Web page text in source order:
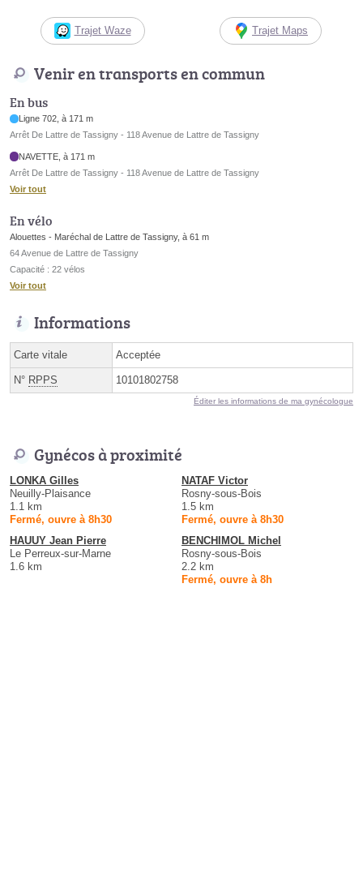
Trajet Waze Trajet Maps
Venir en transports en commun
En bus
Ligne 702, à 171 m
Arrêt De Lattre de Tassigny - 118 Avenue de Lattre de Tassigny
NAVETTE, à 171 m
Arrêt De Lattre de Tassigny - 118 Avenue de Lattre de Tassigny
Voir tout
En vélo
Alouettes - Maréchal de Lattre de Tassigny, à 61 m
64 Avenue de Lattre de Tassigny
Capacité : 22 vélos
Voir tout
Informations
Carte vitale Acceptée
N° RPPS 10101802758
Éditer les informations de ma gynécologue
Gynécos à proximité
LONKA Gilles
Neuilly-Plaisance
1.1 km
Fermé, ouvre à 8h30
NATAF Victor
Rosny-sous-Bois
1.5 km
Fermé, ouvre à 8h30
HAUUY Jean Pierre
Le Perreux-sur-Marne
1.6 km
BENCHIMOL Michel
Rosny-sous-Bois
2.2 km
Fermé, ouvre à 8h